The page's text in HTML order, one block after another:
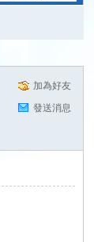
加為好友
發送消息